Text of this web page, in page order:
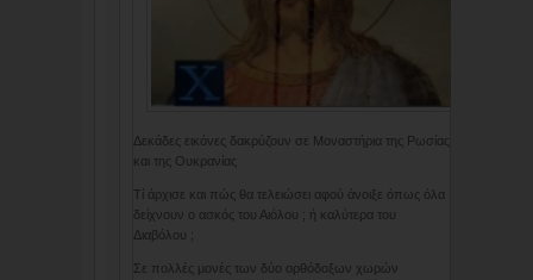
Δεκάδες εικόνες δακρύζουν σε Μοναστήρια της Ρωσίας
και της Ουκρανίας
Τί άρχισε και πώς θα τελειώσει αφού άνοιξε όπως όλα
δείχνουν ο ασκός του Αιόλου ; ή καλύτερα του
Διαβόλου ;
Σε πολλές μονές των δύο ορθόδοξων χωρών